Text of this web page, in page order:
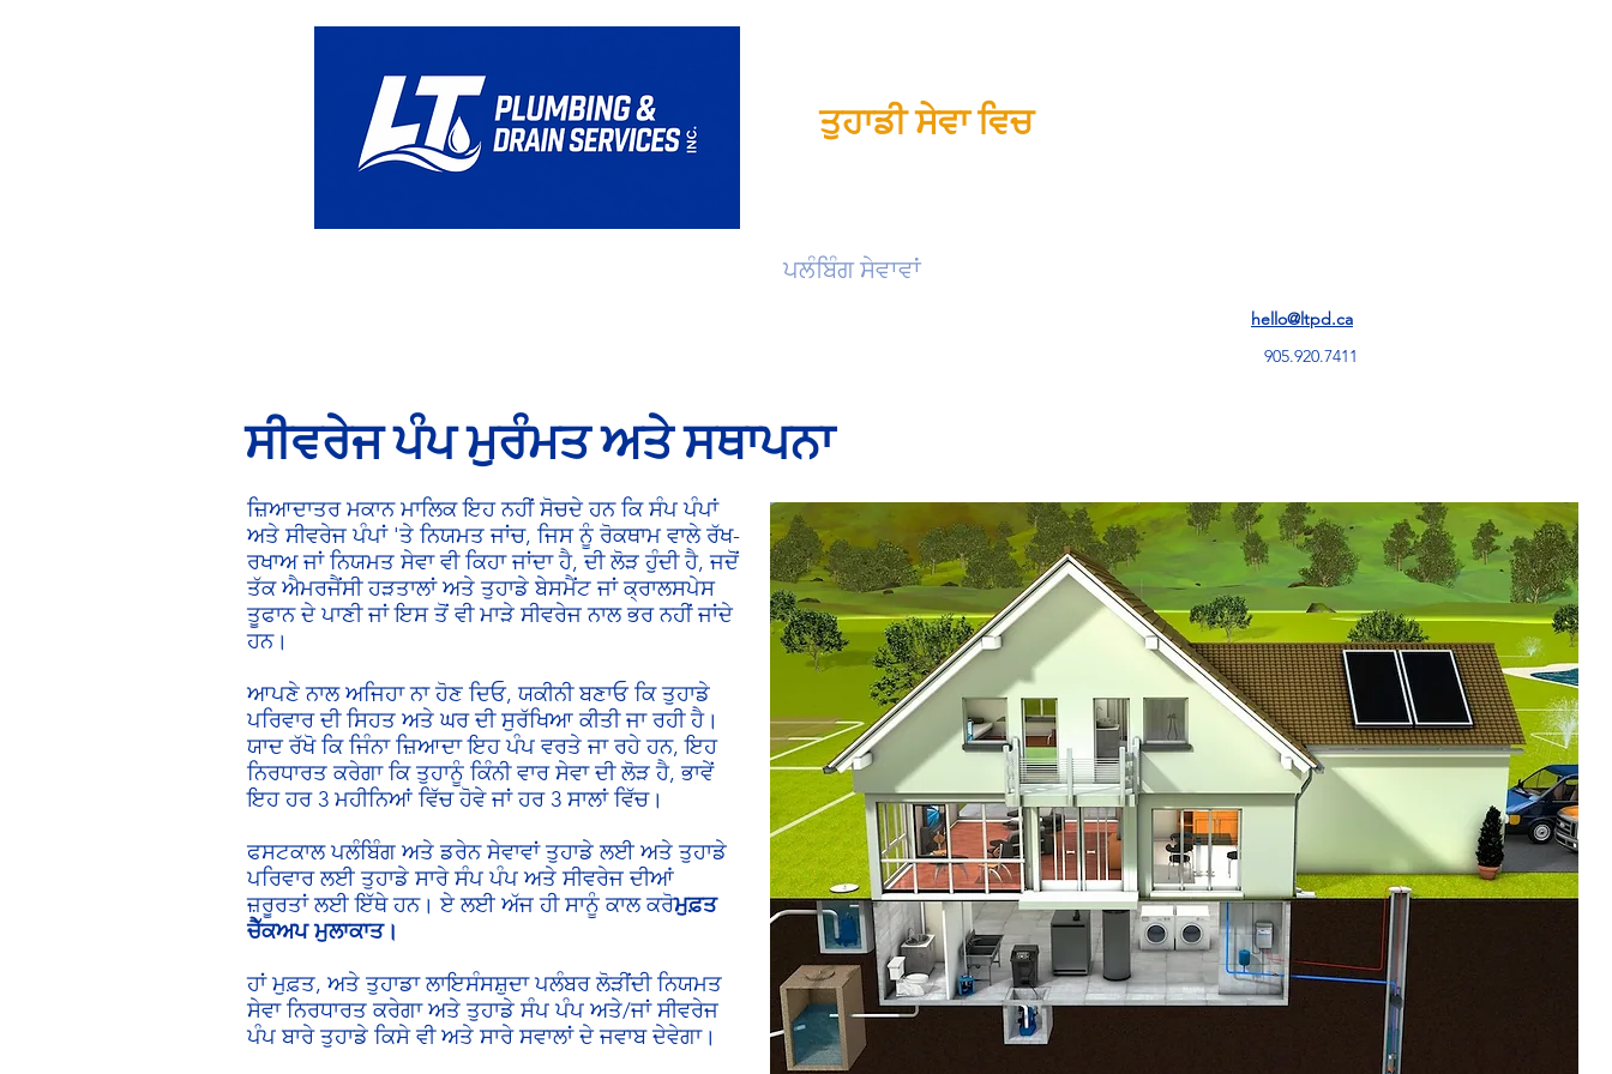
ਤੁਹਾਡੀ ਸੇਵਾ ਵਿਚ
ਪਲੰਬਿੰਗ ਸੇਵਾਵਾਂ
hello@ltpd.ca
905.920.7411
ਸੀਵਰੇਜ ਪੰਪ ਮੁਰੰਮਤ ਅਤੇ ਸਥਾਪਨਾ
ਜ਼ਿਆਦਾਤਰ ਮਕਾਨ ਮਾਲਿਕ ਇਹ ਨਹੀਂ ਸੋਚਦੇ ਹਨ ਕਿ ਸੰਪ ਪੰਪਾਂ
ਅਤੇ ਸੀਵਰੇਜ ਪੰਪਾਂ 'ਤੇ ਨਿਯਮਤ ਜਾਂਚ, ਜਿਸ ਨੂੰ ਰੋਕਥਾਮ ਵਾਲੇ ਰੱਖ-
ਰਖਾਅ ਜਾਂ ਨਿਯਮਤ ਸੇਵਾ ਵੀ ਕਿਹਾ ਜਾਂਦਾ ਹੈ, ਦੀ ਲੋੜ ਹੁੰਦੀ ਹੈ, ਜਦੋਂ
ਤੱਕ ਐਮਰਜੈਂਸੀ ਹੜਤਾਲਾਂ ਅਤੇ ਤੁਹਾਡੇ ਬੇਸਮੈਂਟ ਜਾਂ ਕ੍ਰਾਲਸਪੇਸ
ਤੂਫਾਨ ਦੇ ਪਾਣੀ ਜਾਂ ਇਸ ਤੋਂ ਵੀ ਮਾੜੇ ਸੀਵਰੇਜ ਨਾਲ ਭਰ ਨਹੀਂ ਜਾਂਦੇ
ਹਨ।
ਆਪਣੇ ਨਾਲ ਅਜਿਹਾ ਨਾ ਹੋਣ ਦਿਓ, ਯਕੀਨੀ ਬਣਾਓ ਕਿ ਤੁਹਾਡੇ
ਪਰਿਵਾਰ ਦੀ ਸਿਹਤ ਅਤੇ ਘਰ ਦੀ ਸੁਰੱਖਿਆ ਕੀਤੀ ਜਾ ਰਹੀ ਹੈ।
ਯਾਦ ਰੱਖੋ ਕਿ ਜਿੰਨਾ ਜ਼ਿਆਦਾ ਇਹ ਪੰਪ ਵਰਤੇ ਜਾ ਰਹੇ ਹਨ, ਇਹ
ਨਿਰਧਾਰਤ ਕਰੇਗਾ ਕਿ ਤੁਹਾਨੂੰ ਕਿੰਨੀ ਵਾਰ ਸੇਵਾ ਦੀ ਲੋੜ ਹੈ, ਭਾਵੇਂ
ਇਹ ਹਰ 3 ਮਹੀਨਿਆਂ ਵਿੱਚ ਹੋਵੇ ਜਾਂ ਹਰ 3 ਸਾਲਾਂ ਵਿੱਚ।
ਫਸਟਕਾਲ ਪਲੰਬਿੰਗ ਅਤੇ ਡਰੇਨ ਸੇਵਾਵਾਂ ਤੁਹਾਡੇ ਲਈ ਅਤੇ ਤੁਹਾਡੇ
ਪਰਿਵਾਰ ਲਈ ਤੁਹਾਡੇ ਸਾਰੇ ਸੰਪ ਪੰਪ ਅਤੇ ਸੀਵਰੇਜ ਦੀਆਂ
ਜ਼ਰੂਰਤਾਂ ਲਈ ਇੱਥੇ ਹਨ। ਏ ਲਈ ਅੱਜ ਹੀ ਸਾਨੂੰ ਕਾਲ ਕਰੋਮੁਫ਼ਤ
ਚੈੱਕਅਪ ਮੁਲਾਕਾਤ।
ਹਾਂ ਮੁਫ਼ਤ, ਅਤੇ ਤੁਹਾਡਾ ਲਾਇਸੰਸਸ਼ੁਦਾ ਪਲੰਬਰ ਲੋੜੀਂਦੀ ਨਿਯਮਤ
ਸੇਵਾ ਨਿਰਧਾਰਤ ਕਰੇਗਾ ਅਤੇ ਤੁਹਾਡੇ ਸੰਪ ਪੰਪ ਅਤੇ/ਜਾਂ ਸੀਵਰੇਜ
ਪੰਪ ਬਾਰੇ ਤੁਹਾਡੇ ਕਿਸੇ ਵੀ ਅਤੇ ਸਾਰੇ ਸਵਾਲਾਂ ਦੇ ਜਵਾਬ ਦੇਵੇਗਾ।